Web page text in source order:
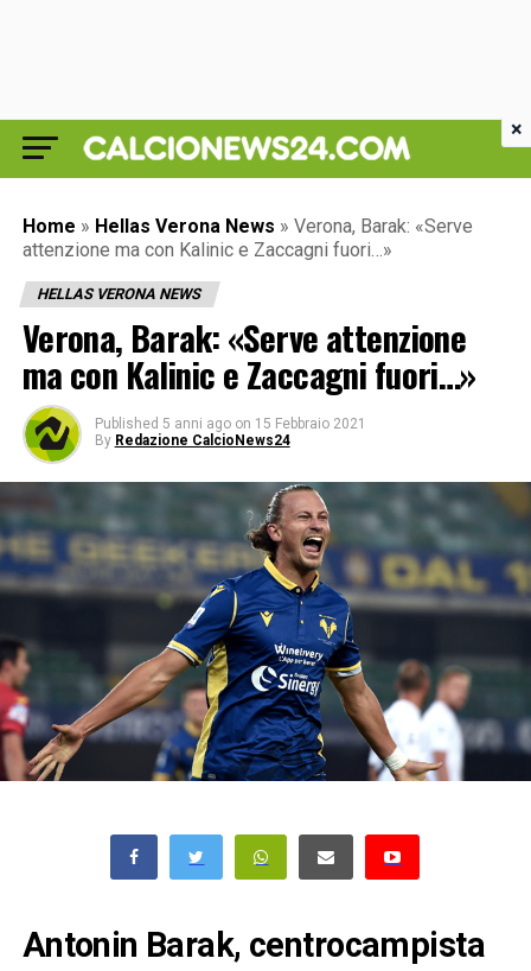
Home » Hellas Verona News » Verona, Barak: «Serve
attenzione ma con Kalinic e Zaccagni fuori…»
HELLAS VERONA NEWS
Verona, Barak: «Serve attenzione
ma con Kalinic e Zaccagni fuori…»
Published 5 anni ago on 15 Febbraio 2021
By Redazione CalcioNews24
Antonin Barak, centrocampista
×